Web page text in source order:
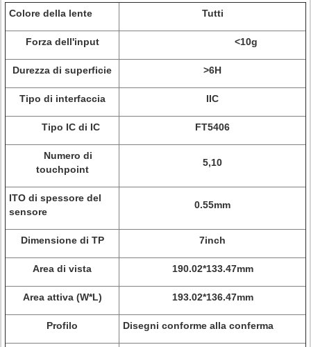
Colore della lente Tutti
Forza dell'input <10g
Durezza di superficie >6H
Tipo di interfaccia IIC
Tipo IC di IC FT5406
Numero di
touchpoint
5,10
ITO di spessore del
sensore
0.55mm
Dimensione di TP 7inch
Area di vista 190.02*133.47mm
Area attiva (W*L) 193.02*136.47mm
Profilo Disegni conforme alla conferma